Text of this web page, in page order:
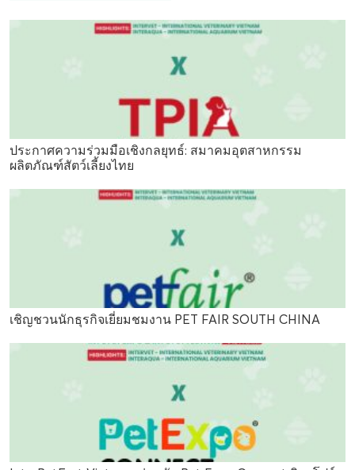
ประกาศความร่วมมือเชิงกลยุทธ์: สมาคมอุตสาหกรรม
ผลิตภัณฑ์สัตว์เลี้ยงไทย
เชิญชวนนักธุรกิจเยี่ยมชมงาน PET FAIR SOUTH CHINA